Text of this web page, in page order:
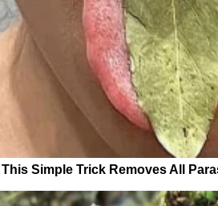
This Simple Trick Removes All